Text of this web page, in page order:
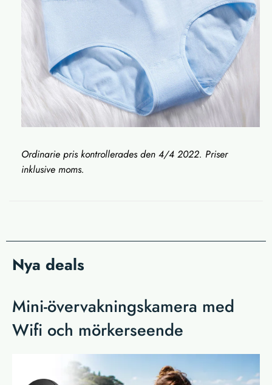
Ordinarie pris kontrollerades den 4/4 2022. Priser
inklusive moms.
Nya deals
Mini-övervakningskamera med
Wifi och mörkerseende